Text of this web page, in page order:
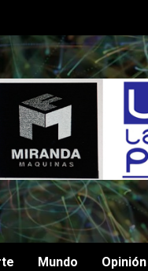
Mundo Opinión